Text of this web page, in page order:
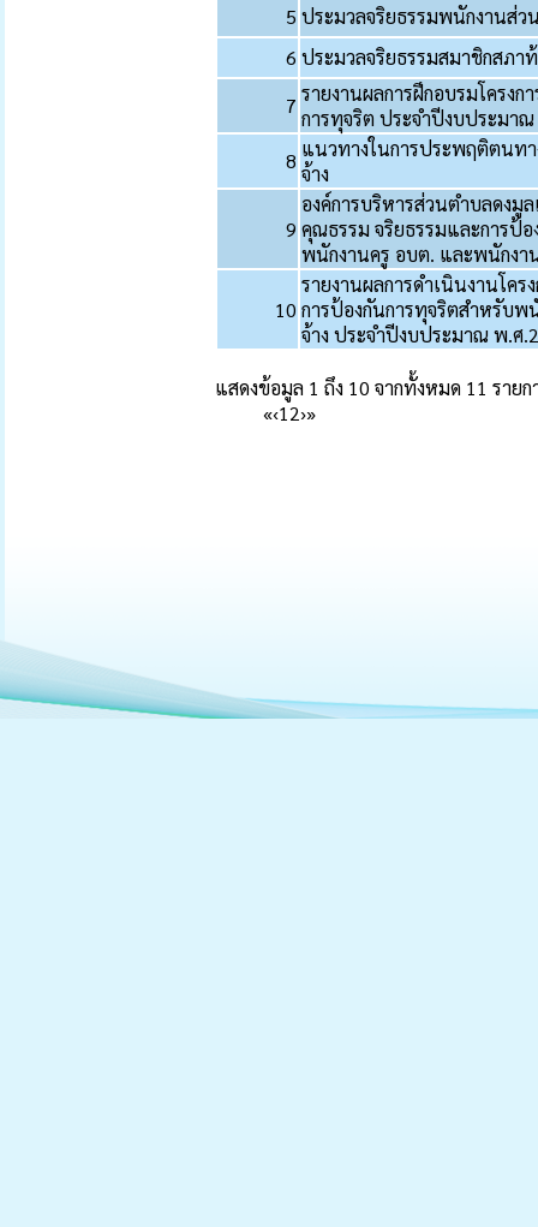
5 ประมวลจริยธรรมพนักงานส่ว
6 ประมวลจริยธรรมสมาชิกสภา
7 รายงานผลการฝึกอบรมโครง
การทุจริต ประจำปีงบประมา
8 แนวทางในการประพฤติตนท
จ้าง
9
องค์การบริหารส่วนตำบลดงมู
คุณธรรม จริยธรรมและการป้
พนักงานครู อบต. และพนักงา
10
รายงานผลการดำเนินงานโค
การป้องกันการทุจริตสำหรับ
จ้าง ประจำปีงบประมาณ พ.ศ
แสดงข้อมูล 1 ถึง 10 จากทั้งหมด 11 รายก
«‹12›»